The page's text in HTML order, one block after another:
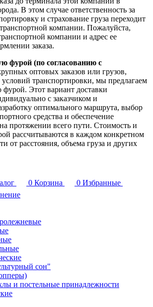
В этом случае ответственность за
и страхование груза переходит
компании. Пожалуйста,
компании и адрес ее
заказа.
фурой (по согласованию с
оптовых заказов или грузов,
транспортировки, мы предлагаем
Этот вариант доставки
с заказчиком и
оптимального маршрута, выбор
средства и обеспечение
протяжении всего пути. Стоимость и
рассчитываются в каждом конкретном
от расстояния, объема груза и других
0 Корзина 0 Избранные
сон"
и постельные принадлежности